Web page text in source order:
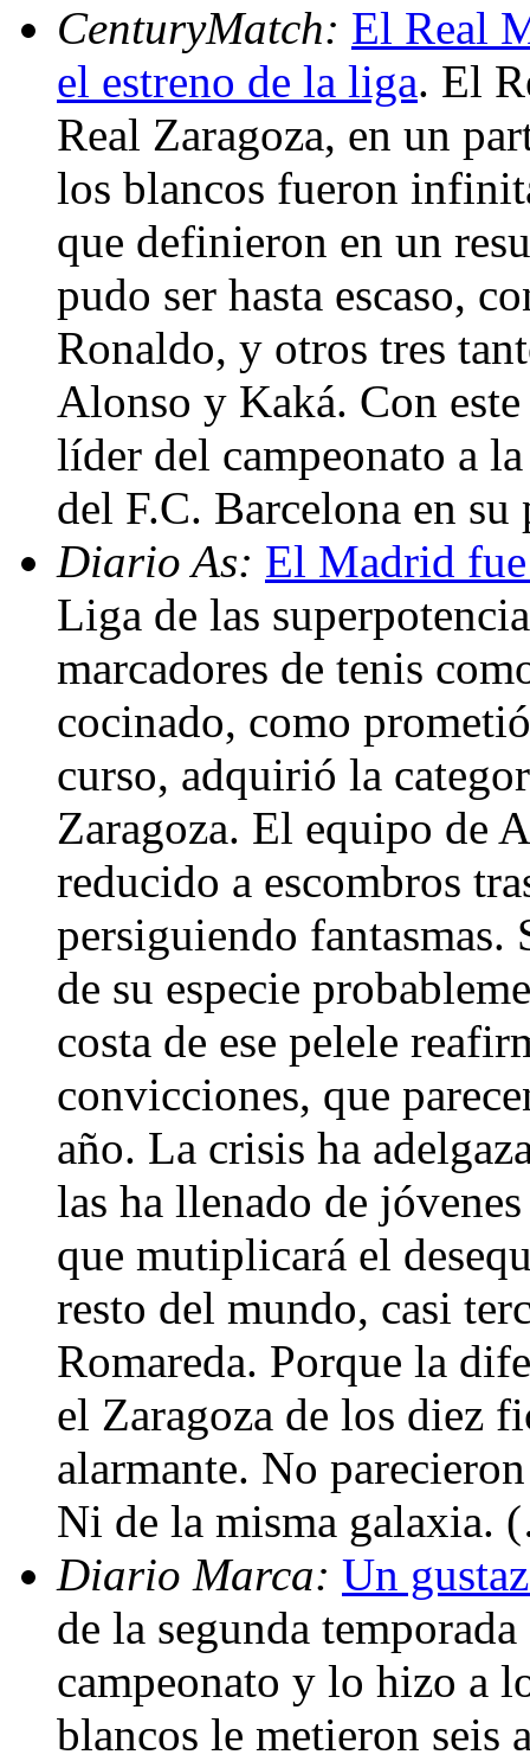
CenturyMatch: El Real
el estreno de la liga. El
Real Zaragoza, en un
los blancos fueron
que definieron en un
pudo ser hasta escaso,
Ronaldo, y otros tres
Alonso y Kaká. Con
líder del campeonato a
del F.C. Barcelona en
Diario As: El Madrid
Liga de las
marcadores de tenis
cocinado, como
curso, adquirió la
Zaragoza. El equipo de
reducido a escombros
persiguiendo fantasmas.
de su especie
costa de ese pelele
convicciones, que
año. La crisis ha
las ha llenado de
que mutiplicará el
resto del mundo, casi
Romareda. Porque la
el Zaragoza de los diez
alarmante. No
Ni de la misma galaxia.
Diario Marca: Un
de la segunda
campeonato y lo hizo a
blancos le metieron seis